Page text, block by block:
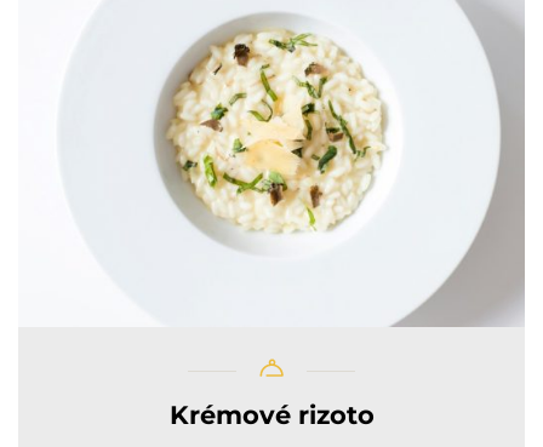
Krémové rizoto